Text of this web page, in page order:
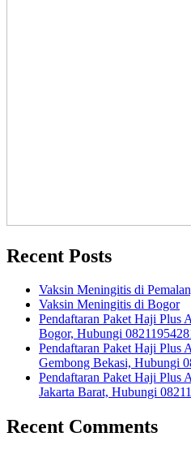
Recent Posts
Vaksin Meningitis di
Vaksin Meningitis di Bogor
Pendaftaran Paket Haji Plus
Bogor, Hubungi
Pendaftaran Paket Haji Plus
Gembong Bekasi, Hubungi
Pendaftaran Paket Haji Plus
Jakarta Barat, Hubungi
Recent Comments